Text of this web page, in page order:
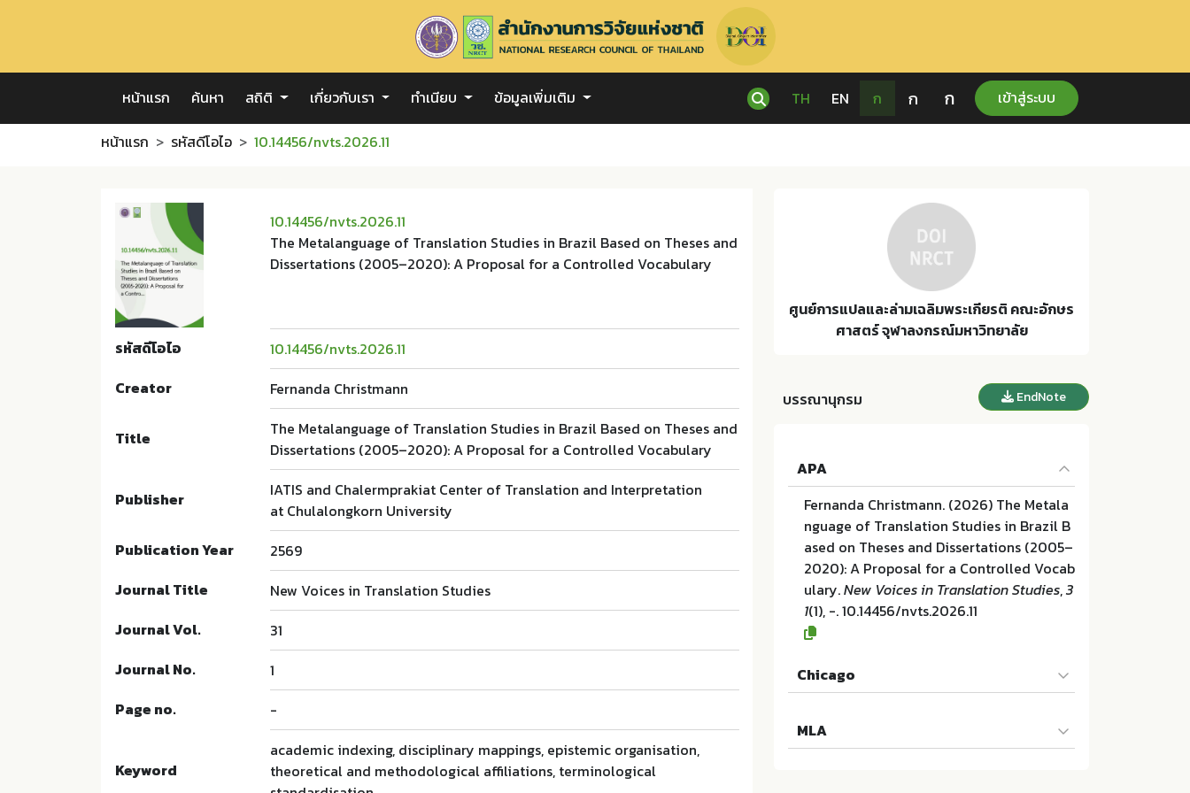
หน้าแรก ค้นหา สถิติ เกี่ยวกับเรา ทำเนียบ ข้อมูลเพิ่มเติม TH EN ก ก ก เข้าสู่ระบบ
หน้าแรก รหัสดีโอไอ 10.14456/nvts.2026.11
10.14456/nvts.2026.11
The Metalanguage of Translation Studies in Brazil Based on Theses and
Dissertations (2005–2020): A Proposal for a Controlled Vocabulary
รหัสดีโอไอ
10.14456/nvts.2026.11
Creator
Fernanda Christmann
Title
The Metalanguage of Translation Studies in Brazil Based on Theses and
Dissertations (2005–2020): A Proposal for a Controlled Vocabulary
Publisher
IATIS and Chalermprakiat Center of Translation and Interpretation
at Chulalongkorn University
Publication Year
2569
Journal Title
New Voices in Translation Studies
Journal Vol.
31
Journal No.
1
Page no.
-
Keyword
academic indexing, disciplinary mappings, epistemic organisation,
theoretical and methodological affiliations, terminological
ศูนย์การแปลและล่ามเฉลิมพระเกียรติ คณะอักษร
ศาสตร์ จุฬาลงกรณ์มหาวิทยาลัย
บรรณานุกรม EndNote
APA
Fernanda Christmann. (2026) The Metala
nguage of Translation Studies in Brazil B
ased on Theses and Dissertations (2005–
2020): A Proposal for a Controlled Vocab
ulary.New Voices in Translation Studies,3
1(1), -. 10.14456/nvts.2026.11
Chicago
of Translation Studies in Brazil Based on
Theses and Dissertations (2005–2020): A
MLA